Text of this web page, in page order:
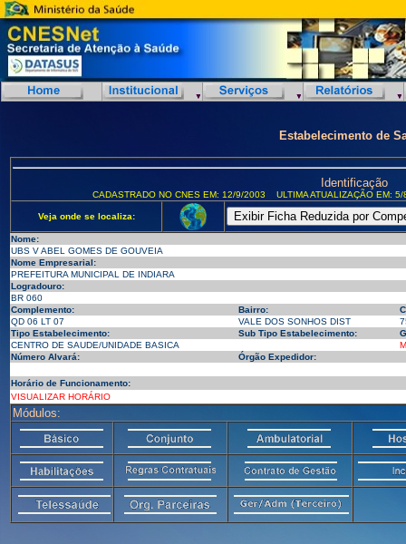
Estabelecimento de
Identificação
CADASTRADO NO CNES EM: 12/9/2003 ULTIMA ATUALIZAÇÃO EM:
Veja onde se localiza:
Nome:
UBS V ABEL GOMES DE GOUVEIA
Nome Empresarial:
PREFEITURA MUNICIPAL DE INDIARA
Logradouro:
BR 060
Complemento:
Bairro:
QD 06 LT 07
VALE DOS SONHOS DIST
Tipo Estabelecimento:
Sub Tipo Estabelecimento:
CENTRO DE SAUDE/UNIDADE BASICA
Número Alvará:
Órgão Expedidor:
Horário de Funcionamento:
VISUALIZAR HORÁRIO
Módulos: